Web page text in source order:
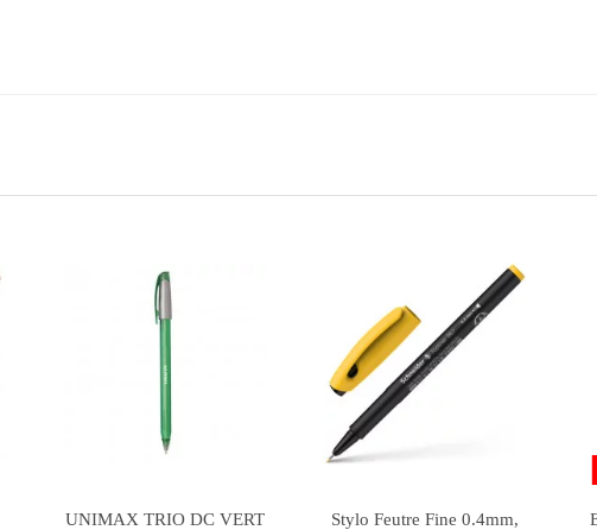
Stylo My-Tech Vert Clair,
Stylo à Bille STAEDTLER